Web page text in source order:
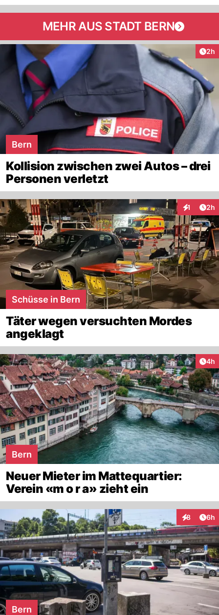
MEHR AUS STADT BERN
2h
Bern
Kollision zwischen zwei Autos – drei
Personen verletzt
1 2h
Schüsse in Bern
Täter wegen versuchten Mordes
angeklagt
4h
Bern
Neuer Mieter im Mattequartier:
Verein «m o r a» zieht ein
8 6h
Bern